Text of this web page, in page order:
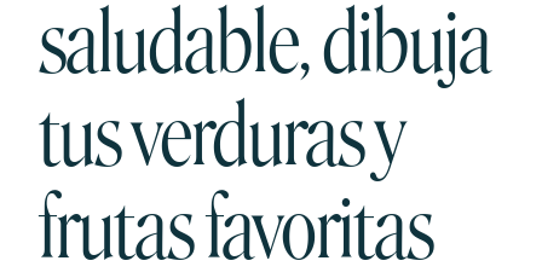
saludable, dibuja
tus verduras y
frutas favoritas